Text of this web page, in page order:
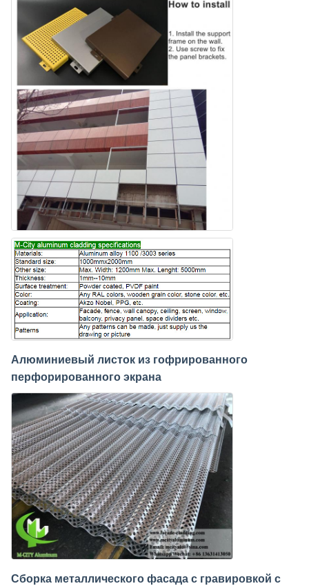
Алюминиевый листок из гофрированного
перфорированного экрана
Сборка металлического фасада с гравировкой с